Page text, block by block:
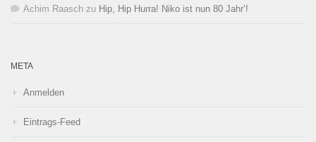
Achim Raasch zu Hip, Hip Hurra! Niko ist nun 80 Jahr‘!
META
Anmelden
Eintrags-Feed